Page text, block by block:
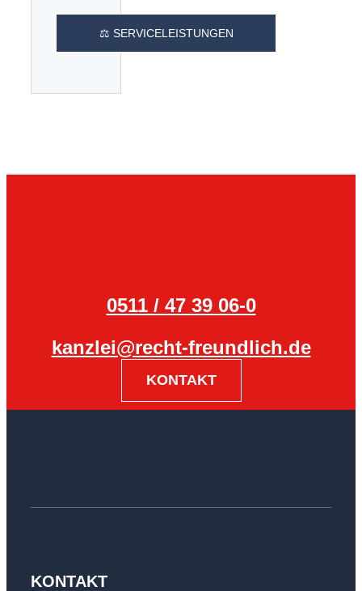
⚖️ SERVICELEISTUNGEN
0511 / 47 39 06-0
kanzlei@recht-freundlich.de
KONTAKT
KONTAKT